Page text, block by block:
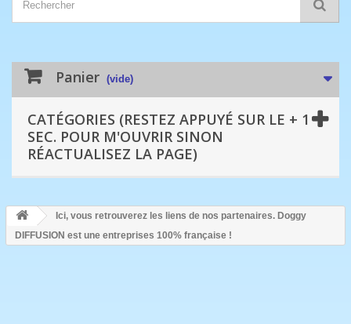
Panier (vide)
CATÉGORIES (RESTEZ APPUYÉ SUR LE + 1
SEC. POUR M'OUVRIR SINON
RÉACTUALISEZ LA PAGE)
Ici, vous retrouverez les liens de nos partenaires. Doggy
DIFFUSION est une entreprises 100% française !